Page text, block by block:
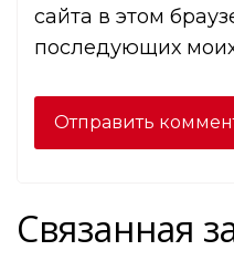
сайта в этом
последующих
Связанная